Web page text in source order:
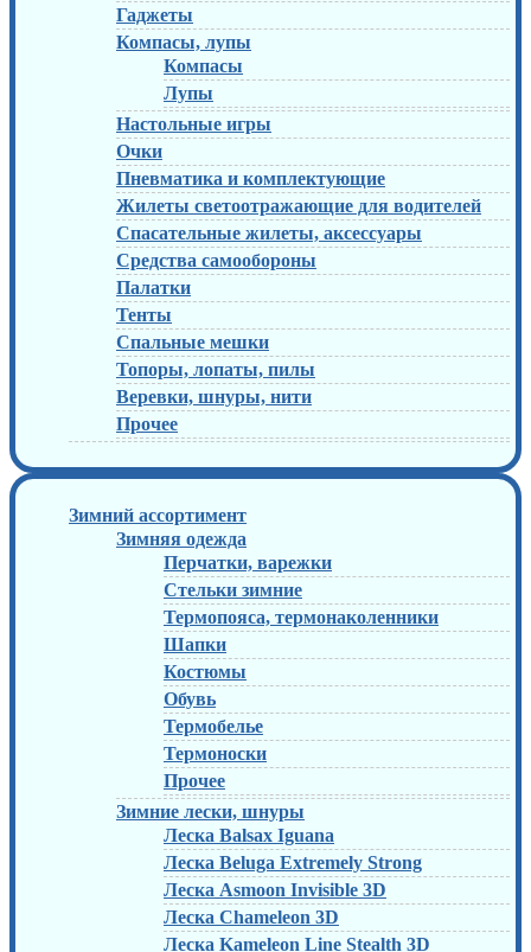
Гаджеты
Компасы, лупы
Компасы
Лупы
Настольные игры
Очки
Пневматика и комплектующие
Жилеты светоотражающие для водителей
Спасательные жилеты, аксессуары
Средства самообороны
Палатки
Тенты
Спальные мешки
Топоры, лопаты, пилы
Веревки, шнуры, нити
Прочее
Зимний ассортимент
Зимняя одежда
Перчатки, варежки
Стельки зимние
Термопояса, термонаколенники
Шапки
Костюмы
Обувь
Термобелье
Термоноски
Прочее
Зимние лески, шнуры
Леска Balsax Iguana
Леска Beluga Extremely Strong
Леска Asmoon Invisible 3D
Леска Chameleon 3D
Леска Kameleon Line Stealth 3D